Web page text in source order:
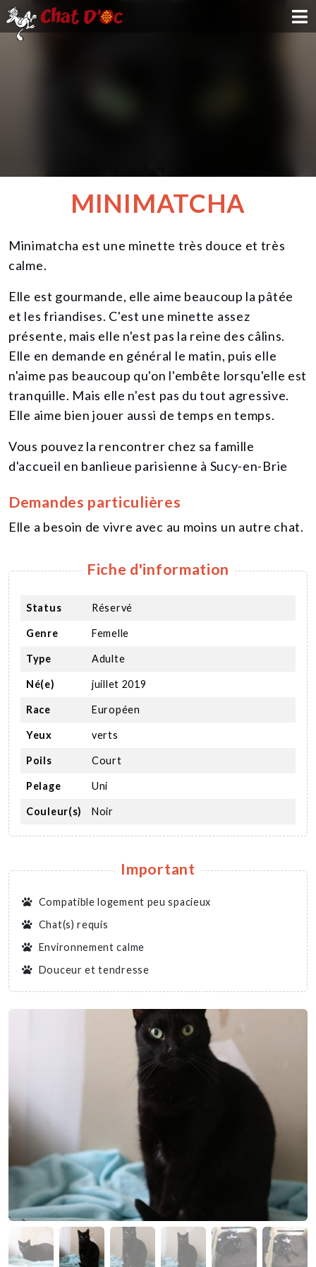
NOUS SOUTENIR
CONTACT
Nous soutenir
MINIMATCHA
Minimatcha est une minette très douce et très
calme.
Elle est gourmande, elle aime beaucoup la pâtée
et les friandises. C'est une minette assez
présente, mais elle n'est pas la reine des câlins.
Elle en demande en général le matin, puis elle
n'aime pas beaucoup qu'on l'embête lorsqu'elle est
tranquille. Mais elle n'est pas du tout agressive.
Elle aime bien jouer aussi de temps en temps.
Vous pouvez la rencontrer chez sa famille
d'accueil en banlieue parisienne à Sucy-en-Brie
Demandes particulières
Elle a besoin de vivre avec au moins un autre chat.
Fiche d'information
Status Réservé
Genre Femelle
Type Adulte
Né(e) juillet 2019
Race Européen
Yeux verts
Poils Court
Pelage Uni
Couleur(s) Noir
Important
Compatible logement peu spacieux
Chat(s) requis
Environnement calme
Douceur et tendresse